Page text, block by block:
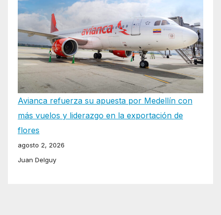
Avianca refuerza su apuesta por Medellín con
más vuelos y liderazgo en la exportación de
flores
agosto 2, 2026
Juan Delguy